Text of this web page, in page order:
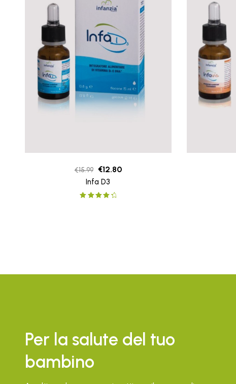
€15.99 €12.80
Infa D3
Per la salute del tuo
bambino